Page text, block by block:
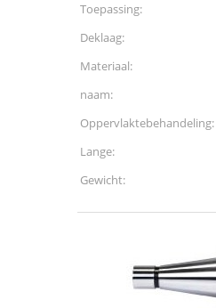
Toepassing:
Deklaag:
Materiaal:
naam:
Oppervlaktebehandeling:
Lange:
Gewicht: